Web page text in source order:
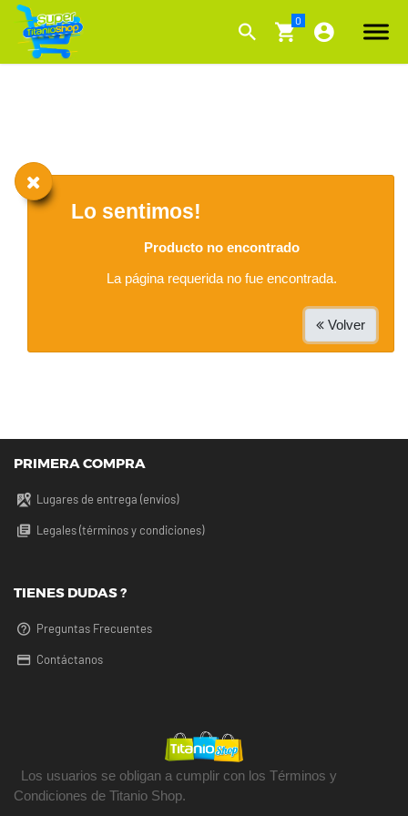
Lo sentimos!
Producto no encontrado
La página requerida no fue encontrada.
Volver
PRIMERA COMPRA
Lugares de entrega (envíos)
Legales (términos y condiciones)
TIENES DUDAS ?
Preguntas Frecuentes
Contáctanos
Los usuarios se obligan a cumplir con los Términos y
Condiciones de Titanio Shop.